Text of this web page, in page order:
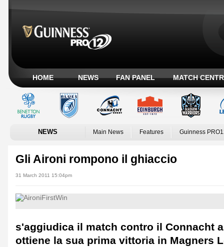
HOME NEWS FAN PANEL MATCH
NEWS Main News Features Guinness
Gli Aironi rompono il ghiaccio
31 March 2011 15:04pm
s'aggiudica il match contro il Connacht
ottiene la sua prima vittoria in Magners